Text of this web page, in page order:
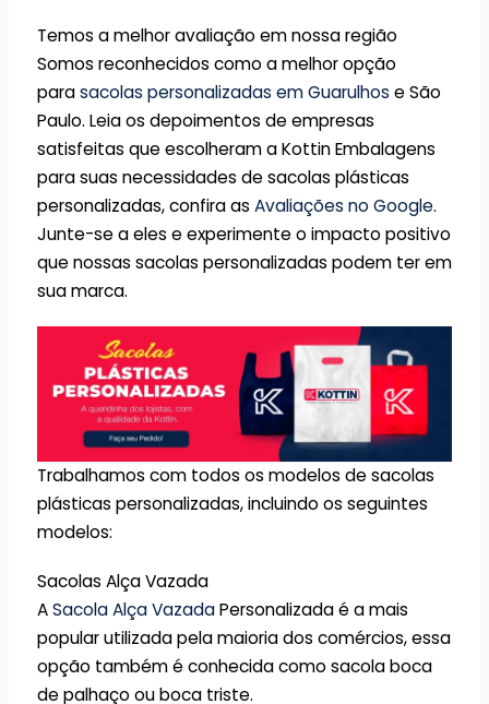
Temos a melhor avaliação em nossa região
Somos reconhecidos como a melhor opção
parasacolas personalizadas em Guarulhos e São
Paulo. Leia os depoimentos de empresas
satisfeitas que escolheram a Kottin Embalagens
para suas necessidades de sacolas plásticas
personalizadas, confira as Avaliações no Google.
Junte-se a eles e experimente o impacto positivo
que nossas sacolas personalizadas podem ter em
sua marca.
Trabalhamos com todos os modelos de sacolas
plásticas personalizadas, incluindo os seguintes
modelos:
Sacolas Alça Vazada
ASacola Alça VazadaPersonalizada é a mais
popular utilizada pela maioria dos comércios, essa
opção também é conhecida como sacola boca
de palhaço ou boca triste.